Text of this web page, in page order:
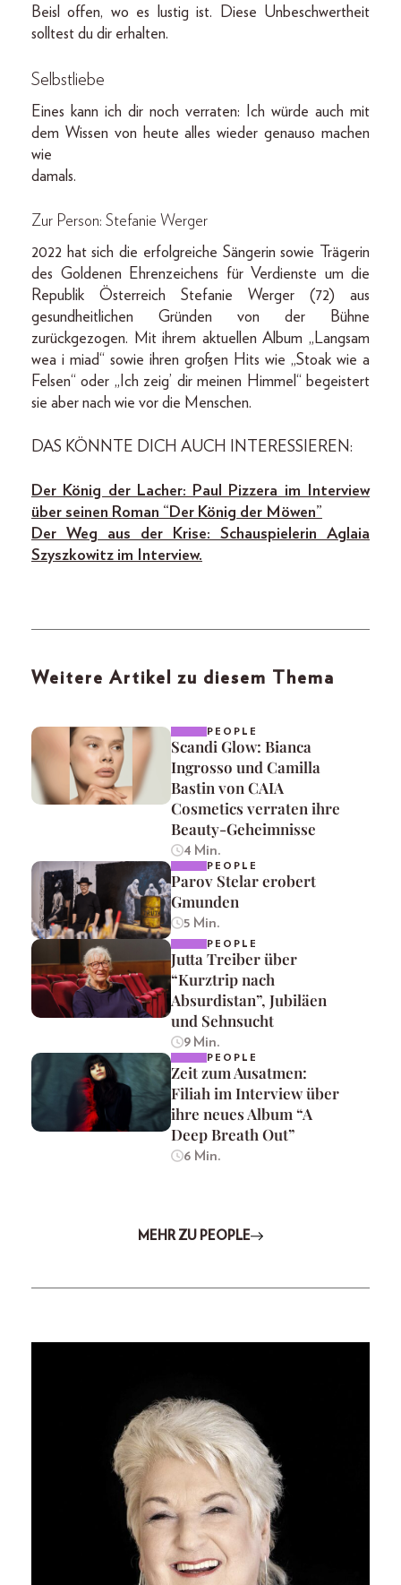
Beisl offen, wo es lustig ist. Diese Unbeschwertheit
solltest du dir erhalten.
Selbstliebe
Eines kann ich dir noch verraten: Ich würde auch mit
dem Wissen von heute alles wieder genauso machen
wie
damals.
Zur Person: Stefanie Werger
2022 hat sich die erfolgreiche Sängerin sowie Trägerin
des Goldenen Ehrenzeichens für Verdienste um die
Republik Österreich Stefanie Werger (72) aus
gesundheitlichen Gründen von der Bühne
zurückgezogen. Mit ihrem aktuellen Album „Langsam
wea i miad“ sowie ihren großen Hits wie „Stoak wie a
Felsen“ oder „Ich zeig’ dir meinen Himmel“ begeistert
sie aber nach wie vor die Menschen.
DAS KÖNNTE DICH AUCH INTERESSIEREN:
Der König der Lacher: Paul Pizzera im Interview
über seinen Roman “Der König der Möwen”
Der Weg aus der Krise: Schauspielerin Aglaia
Szyszkowitz im Interview.
Weitere Artikel zu diesem Thema
PEOPLE
Scandi Glow: Bianca
Ingrosso und Camilla
Bastin von CAIA
Cosmetics verraten ihre
Beauty-Geheimnisse
4 Min.
PEOPLE
Parov Stelar erobert
Gmunden
5 Min.
PEOPLE
Jutta Treiber über
“Kurztrip nach
Absurdistan”, Jubiläen
und Sehnsucht
9 Min.
PEOPLE
Zeit zum Ausatmen:
Filiah im Interview über
ihre neues Album “A
Deep Breath Out”
6 Min.
MEHR ZU PEOPLE